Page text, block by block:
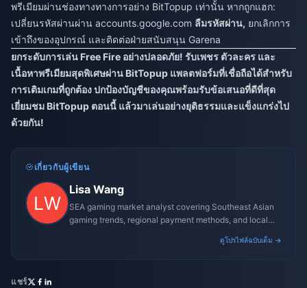
พรีเมียมผ่านช่องทางทางการอย่าง BitTopup เท่านั้น หากถูกแฮก:
เปลี่ยนรหัสผ่านผ่าน accounts.google.com ลืมรหัสผ่าน, ยกเลิกการ
เข้าถึงของอุปกรณ์ และติดต่อฝ่ายสนับสนุน Garena
ยกระดับการเล่น Free Fire อย่างปลอดภัย! รับเพชร ตัวละคร และ
เนื้อหาพรีเมียมสุดพิเศษผ่าน BitTopup แพลตฟอร์มที่เชื่อถือได้สำหรับ
การเติมเกมที่ถูกต้อง ปกป้องบัญชีของคุณพร้อมรับข้อเสนอที่ดีที่สุด
เยี่ยมชม BitTopup ตอนนี้ แล้วมาเล่นอย่างยุติธรรมและแข็งแกร่งไป
ด้วยกัน!
เกี่ยวกับผู้เขียน
Lisa Wang
SEA gaming market analyst covering Southeast Asian
gaming trends, regional payment methods, and local
ดูโปรไฟล์ฉบับเต็ม →
แชร์